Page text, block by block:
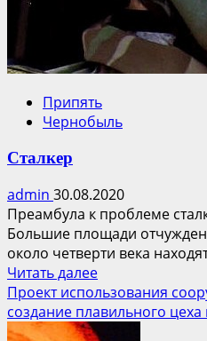
Припять
Чернобыль
Сталкер
admin 30.08.2020
Преамбула к проблеме
Большие площади
около четверти века
Читать далееПрочитать
больше
о
Сталкер
Проект использования
создание плавильного